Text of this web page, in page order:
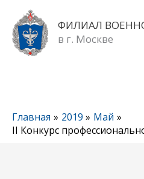
Перейти
содержимому
ФИЛИАЛ
в г. Москве
Главная 2019
Май
II Конкурс